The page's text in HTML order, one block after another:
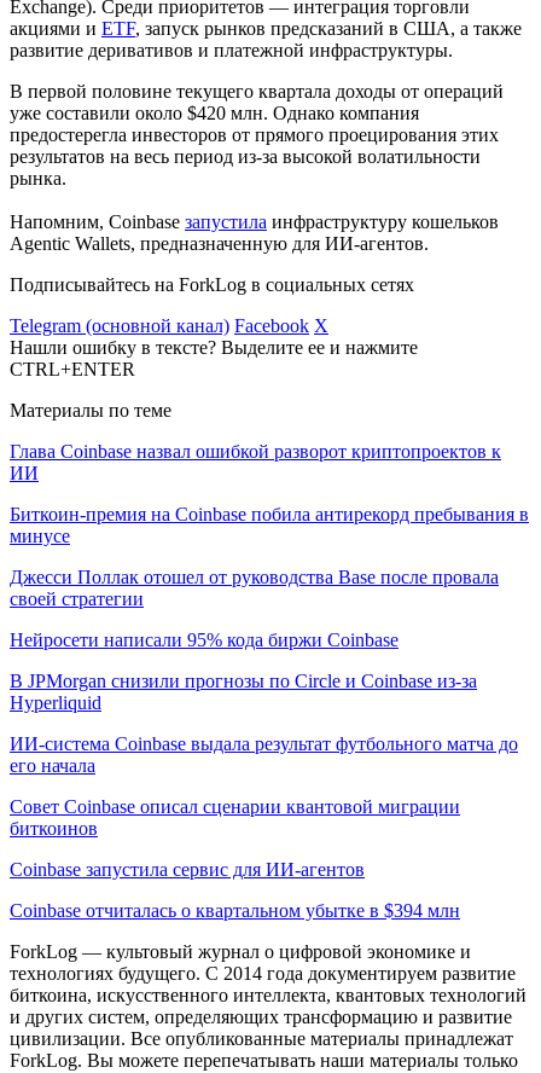
Exchange). Среди приоритетов — интеграция торговли
акциями и ETF, запуск рынков предсказаний в США, а также
развитие деривативов и платежной инфраструктуры.
В первой половине текущего квартала доходы от операций
уже составили около $420 млн. Однако компания
предостерегла инвесторов от прямого проецирования этих
результатов на весь период из-за высокой волатильности
рынка.
Напомним, Coinbase запустила инфраструктуру кошельков
Agentic Wallets, предназначенную для ИИ-агентов.
Подписывайтесь на ForkLog в социальных сетях
Telegram (основной канал) Facebook X
Нашли ошибку в тексте? Выделите ее и нажмите
CTRL+ENTER
Материалы по теме
Глава Coinbase назвал ошибкой разворот криптопроектов к
ИИ
Биткоин-премия на Coinbase побила антирекорд пребывания в
минусе
Джесси Поллак отошел от руководства Base после провала
своей стратегии
Нейросети написали 95% кода биржи Coinbase
В JPMorgan снизили прогнозы по Circle и Coinbase из-за
Hyperliquid
ИИ-система Coinbase выдала результат футбольного матча до
его начала
Совет Coinbase описал сценарии квантовой миграции
биткоинов
Coinbase запустила сервис для ИИ-агентов
Coinbase отчиталась о квартальном убытке в $394 млн
ForkLog — культовый журнал о цифровой экономике и
технологиях будущего. С 2014 года документируем развитие
биткоина, искусственного интеллекта, квантовых технологий
и других систем, определяющих трансформацию и развитие
цивилизации. Все опубликованные материалы принадлежат
ForkLog. Вы можете перепечатывать наши материалы только